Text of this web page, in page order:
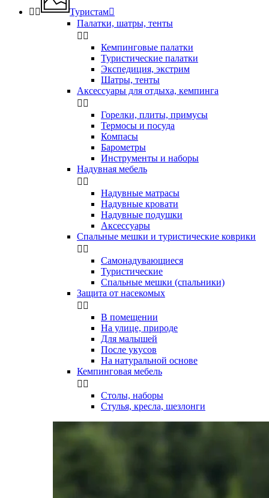
  Туристам
Палатки, шатры, тенты
 
Кемпинговые палатки
Туристические палатки
Экспедиция, экстрим
Шатры, тенты
Аксессуары для отдыха, кемпинга
 
Горелки, плиты, примусы
Термосы и посуда
Компасы
Бapoмeтpы
Инструменты и наборы
Надувная мебель
 
Надувные матрасы
Надувные кровати
Надувные подушки
Аксессуары
Спальные мешки и туристические коврики
 
Самонадувающиеся
Туристические
Спальные мешки (спальники)
Защита от насекомых
 
В помещении
На улице, природе
Для малышей
После укусов
На натуральной основе
Кемпинговая мебель
 
Столы, наборы
Стулья, кресла, шезлонги